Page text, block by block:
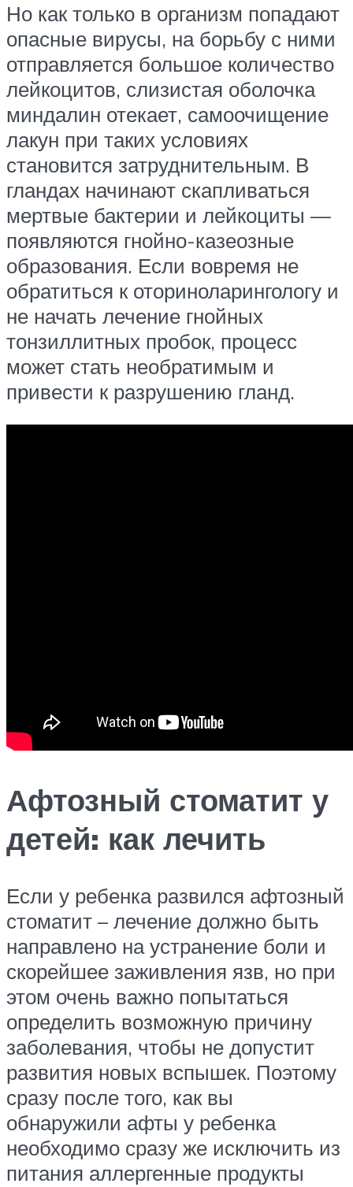
Но как только в организм попадают
опасные вирусы, на борьбу с ними
отправляется большое количество
лейкоцитов, слизистая оболочка
миндалин отекает, самоочищение
лакун при таких условиях
становится затруднительным. В
гландах начинают скапливаться
мертвые бактерии и лейкоциты —
появляются гнойно-казеозные
образования. Если вовремя не
обратиться к оториноларингологу и
не начать лечение гнойных
тонзиллитных пробок, процесс
может стать необратимым и
привести к разрушению гланд.
Афтозный стоматит у
детей: как лечить
Если у ребенка развился афтозный
стоматит – лечение должно быть
направлено на устранение боли и
скорейшее заживления язв, но при
этом очень важно попытаться
определить возможную причину
заболевания, чтобы не допустит
развития новых вспышек. Поэтому
сразу после того, как вы
обнаружили афты у ребенка
необходимо сразу же исключить из
питания аллергенные продукты